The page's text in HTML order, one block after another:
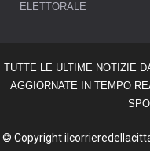
ELETTORALE
TUTTE LE ULTIME NOTIZIE
AGGIORNATE IN TEMPO
© Copyright